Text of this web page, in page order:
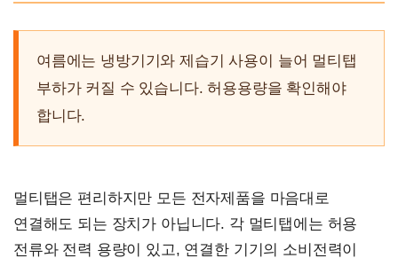
여름에는 냉방기기와 제습기 사용이 늘어 멀티탭
부하가 커질 수 있습니다. 허용용량을 확인해야
합니다.
멀티탭은 편리하지만 모든 전자제품을 마음대로
연결해도 되는 장치가 아닙니다. 각 멀티탭에는 허용
전류와 전력 용량이 있고, 연결한 기기의 소비전력이